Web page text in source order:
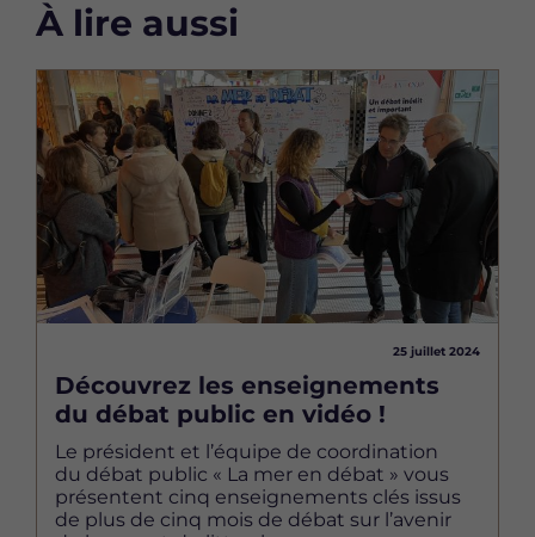
À lire aussi
Image
25 juillet 2024
Découvrez les enseignements
du débat public en vidéo !
Le président et l’équipe de coordination
du débat public « La mer en débat » vous
présentent cinq enseignements clés issus
de plus de cinq mois de débat sur l’avenir